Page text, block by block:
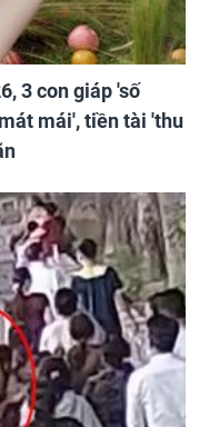
3 con giáp 'số
mái', tiền tài 'thu